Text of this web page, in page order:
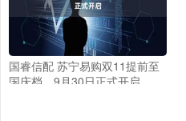
国睿信配 苏宁易购双11提前至
国庆档，9月30日正式开启